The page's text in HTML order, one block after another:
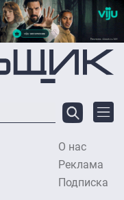
О нас
Реклама
Подписка